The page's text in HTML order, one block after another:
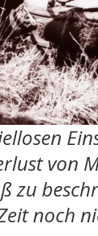
von
zu
noch